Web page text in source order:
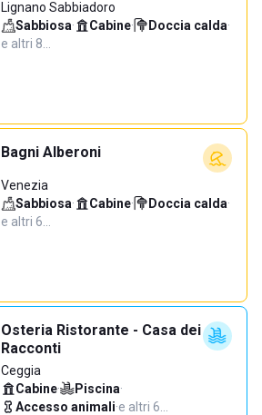
Lignano Sabbiadoro
Sabbiosa· Cabine· Doccia calda·
e altri 8…
Bagni Alberoni
Venezia
Sabbiosa· Cabine· Doccia calda·
e altri 6…
Osteria Ristorante - Casa dei
Racconti
Ceggia
Cabine· Piscina·
Accesso animali·e altri 6…